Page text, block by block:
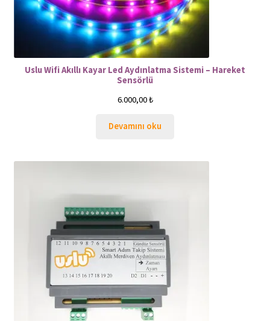
Uslu Wifi Akıllı Kayar Led Aydınlatma Sistemi – Hareket
Sensörlü
6.000,00₺
Devamını oku